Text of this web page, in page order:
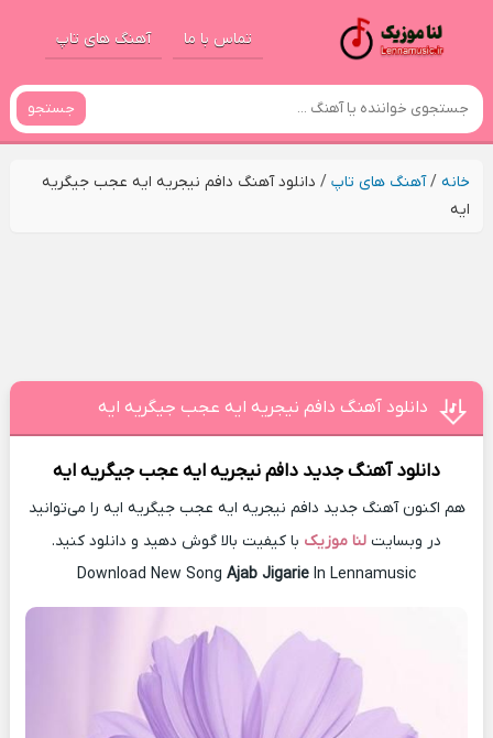
تماس با ما آهنگ های تاپ
جستجو
خانه/آهنگ های تاپ/ دانلود آهنگ دافم نیجریه ایه عجب جیگریه
ایه
دانلود آهنگ دافم نیجریه ایه عجب جیگریه ایه
دانلود آهنگ جدید دافم نیجریه ایه عجب جیگریه ایه
هم اکنون آهنگ جدید دافم نیجریه ایه عجب جیگریه ایه را می‌توانید
در وبسایت لنا موزیک با کیفیت بالا گوش دهید و دانلود کنید.
Download New Song Ajab Jigarie In Lennamusic